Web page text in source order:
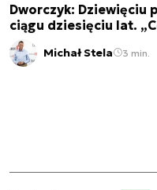
Dworczyk: Dziewięciu
ciągu dziesięciu lat.
Michał Stela 3 min.